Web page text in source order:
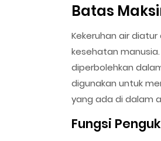
Batas
Kekeruhan air
kesehatan
diperbolehkan
digunakan untuk
yang ada di dalam
Fungsi